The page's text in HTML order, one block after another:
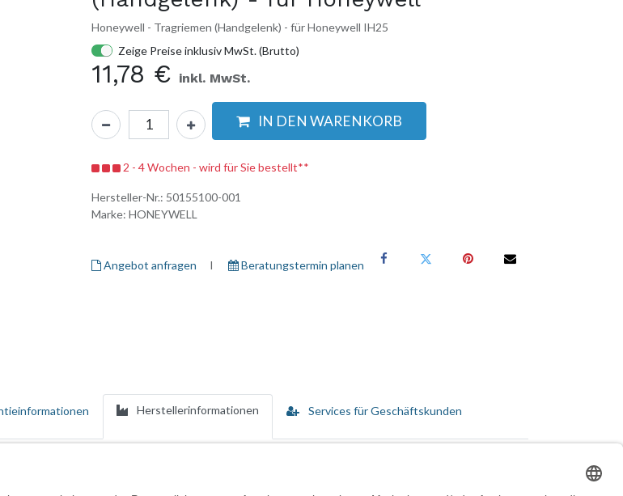
Honeywell - Tragriemen (Handgelenk) - für Honeywell IH25
Zeige Preise inklusiv MwSt. (Brutto)
11,78 € inkl. MwSt.
IN DEN WARENKORB
2 - 4 Wochen - wird für Sie bestellt**
Hersteller-Nr.: 50155100-001
Marke: HONEYWELL
Angebot anfragen I ​ Beratungstermin planen
Herstellerinformationen Services für Geschäftskunden